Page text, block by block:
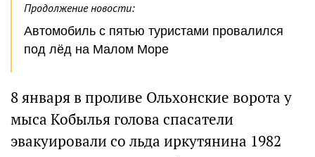
Продолжение новости:
Автомобиль с пятью туристами провалился
под лёд на Малом Море
8 января в проливе Ольхонские ворота у
мыса Кобылья голова спасатели
эвакуировали со льда иркутянина 1982